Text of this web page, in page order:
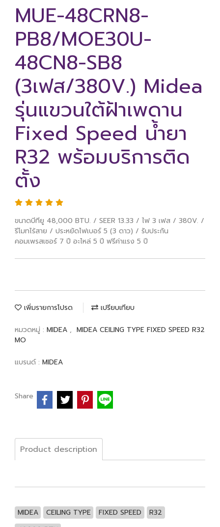
MUE-48CRN8-
PB8/MOE30U-
48CN8-SB8
(3เฟส/380V.) Midea
รุ่นแขวนใต้ฝ้าเพดาน
Fixed Speed น้ำยา
R32 พร้อมบริการติด
ตั้ง
ขนาดบีทียู 48,000 BTU. / SEER 13.33 / ไฟ 3 เฟส / 380V. /
รีโมทไร้สาย / ประหยัดไฟเบอร์ 5 (3 ดาว) / รับประกัน
คอมเพรสเซอร์ 7 ปี อะไหล่ 5 ปี ฟรีค่าแรง 5 ปี
เพิ่มรายการโปรด เปรียบเทียบ
หมวดหมู่ : MIDEA , MIDEA CEILING TYPE FIXED SPEED R32
MO
แบรนด์ : MIDEA
Share
Product description
MIDEA CEILING TYPE FIXED SPEED
R32